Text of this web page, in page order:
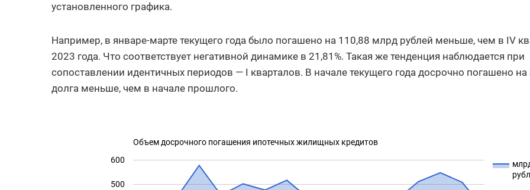
установленного графика.
Например, в январе-марте текущего года было погашено на 110,88 млрд рублей меньше, чем в IV
2023 года. Что соответствует негативной динамике в 21,81%. Такая же тенденция наблюдается при
сопоставлении идентичных периодов — I кварталов. В начале текущего года досрочно погашено на
долга меньше, чем в начале прошлого.
Объем досрочного погашения ипотечных жилищных кредитов
500
600